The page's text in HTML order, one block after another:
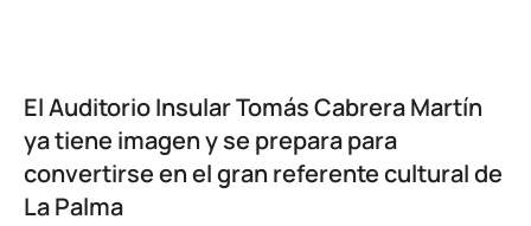
El Auditorio Insular Tomás Cabrera Martín
ya tiene imagen y se prepara para
convertirse en el gran referente cultural de
La Palma